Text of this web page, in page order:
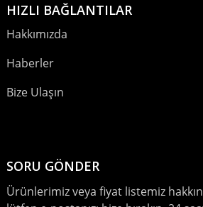
HIZLI BAĞLANTILAR
Hakkımızda
Haberler
Bize Ulaşın
SORU GÖNDER
Ürünlerimiz veya fiyat listemiz